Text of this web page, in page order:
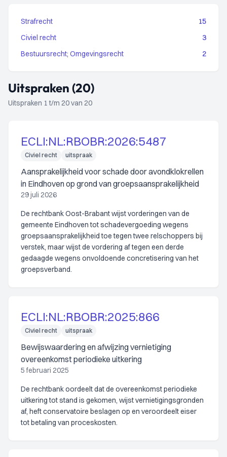
Strafrecht
15
Civiel recht
3
Bestuursrecht; Omgevingsrecht
2
Uitspraken (20)
Uitspraken 1 t/m 20 van 20
ECLI:NL:RBOBR:2026:5487
Civiel recht uitspraak
Aansprakelijkheid voor schade door avondklokrellen
in Eindhoven op grond van groepsaansprakelijkheid
29 juli 2026
De rechtbank Oost-Brabant wijst vorderingen van de
gemeente Eindhoven tot schadevergoeding wegens
groepsaansprakelijkheid toe tegen twee relschoppers bij
verstek, maar wijst de vordering af tegen een derde
gedaagde wegens onvoldoende concretisering van het
groepsverband.
ECLI:NL:RBOBR:2025:866
Civiel recht uitspraak
Bewijswaardering en afwijzing vernietiging
overeenkomst periodieke uitkering
5 februari 2025
De rechtbank oordeelt dat de overeenkomst periodieke
uitkering tot stand is gekomen, wijst vernietigingsgronden
af, heft conservatoire beslagen op en veroordeelt eiser
tot betaling van proceskosten.